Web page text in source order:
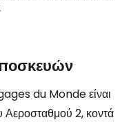
du Monde είναι
Αεροσταθμού 2, κοντά